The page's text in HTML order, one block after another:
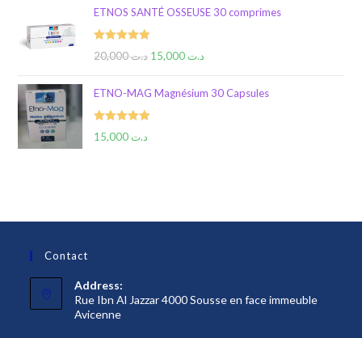
ETNOS SANTÉ OSSEUSE 30 comprimes
Rated 5.00د.ت20,000 د.ت
ETNO-MAG Magnésium 30 Capsules
Rated 5.00د.ت
Contact
Address:
Rue Ibn Al Jazzar 4000 Sousse en face immeuble
Avicenne